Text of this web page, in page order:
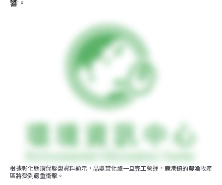
響。
根據彰化縣環保聯盟資料顯示，晶鼎焚化爐一旦完工營運，鹿港鎮的農漁牧產
區將受到嚴重衝擊。